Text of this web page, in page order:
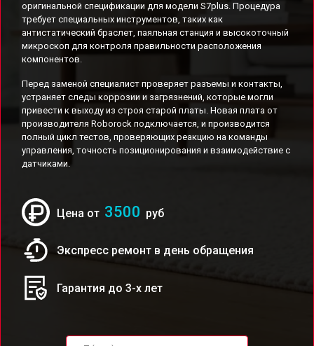
оригинальной спецификации для модели S7plus. Процедура
требует специальных инструментов, таких как
антистатический браслет, паяльная станция и высокоточный
микроскоп для контроля правильности расположения
компонентов.
Перед заменой специалист проверяет разъемы и контакты,
устраняет следы коррозии и загрязнений, которые могли
привести к выходу из строя старой платы. Новая плата от
производителя Roborock подключается, и производится
полный цикл тестов, проверяющих реакцию на команды
управления, точность позиционирования и взаимодействие с
датчиками.
Цена от 3500 руб
Экспресс ремонт в день обращения
Гарантия до 3-х лет